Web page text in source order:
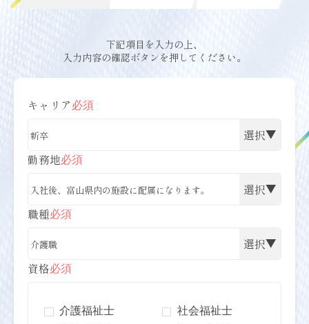
下記項目を入力の上、
入力内容の確認ボタンを押してください。
キャリア 必須
勤務地必須
職種必須
資格必須
介護福祉士
社会福祉士